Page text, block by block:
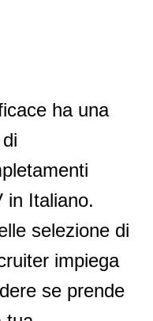
ha una
in Italiano.
selezione di
impiega
se prende